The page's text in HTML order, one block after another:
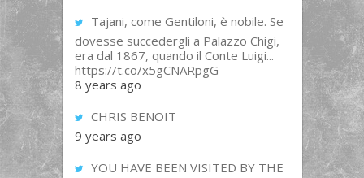
Tajani, come Gentiloni, è nobile. Se
dovesse succedergli a Palazzo Chigi,
era dal 1867, quando il Conte Luigi...
https://t.co/x5gCNARpgG
8 years ago
CHRIS BENOIT
9 years ago
YOU HAVE BEEN VISITED BY THE